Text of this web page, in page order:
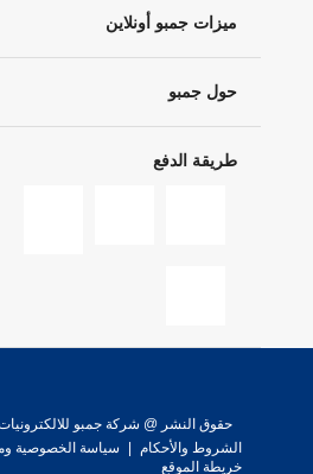
ميزات جمبو أونلاين
حول جمبو
طريقة الدفع
حقوق النشر @ شركة جمبو للالكترونيات
الشروط والأحكام
سياسة الخصوصية
خريطة الموقع